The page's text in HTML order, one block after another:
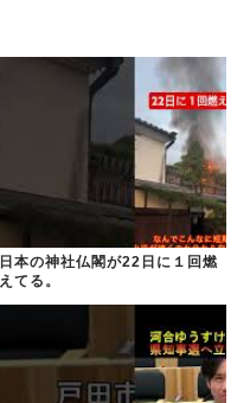
日本の神社仏閣が22日に１回燃
えてる。